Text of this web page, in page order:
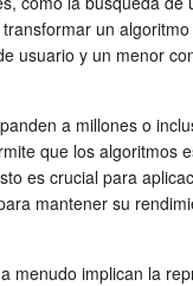
un
usuario y un menor
a millones o
que los algoritmos
es crucial para
mantener su
menudo implican la